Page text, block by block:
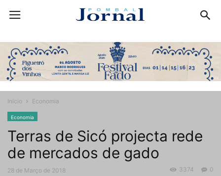
Início Economia
Economia
Terras de Sicó projecta rede
de mercados de gado
28 de Março de 2018 0
3374